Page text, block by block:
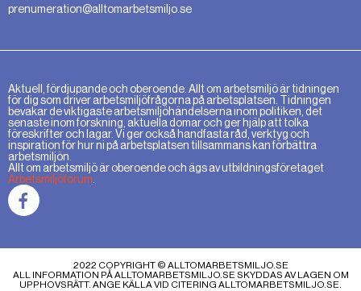
prenumeration@alltomarbetsmiljo.se
Aktuell, fördjupande och oberoende. Allt om arbetsmiljö är tidningen
för dig som driver arbetsmiljöfrågorna på arbetsplatsen. Tidningen
bevakar de viktigaste arbetsmiljöhändelserna inom politiken, det
senaste inom forskning, aktuella domar och ger hjälp att tolka
föreskrifter och lagar. Vi ger också handfasta råd, verktyg och
inspiration för hur ni på arbetsplatsen tillsammans kan förbättra
arbetsmiljön.
Allt om arbetsmiljö är oberoende och ägs av utbildningsföretaget
Arbetsmiljöforum
2022 COPYRIGHT © ALLTOMARBETSMILJO.SE
ALL INFORMATION PÅ ALLTOMARBETSMILJO.SE SKYDDAS AV LAGEN OM
UPPHOVSRÄTT. ANGE KÄLLA VID CITERING ALLTOMARBETSMILJO.SE.